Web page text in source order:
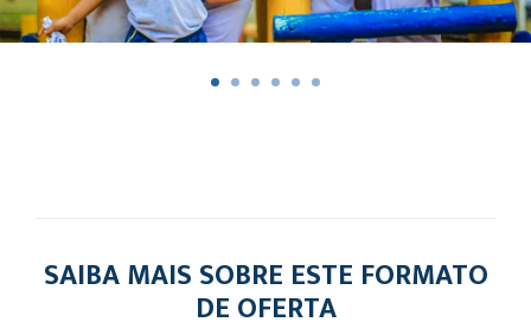
SAIBA MAIS SOBRE ESTE FORMATO
DE OFERTA